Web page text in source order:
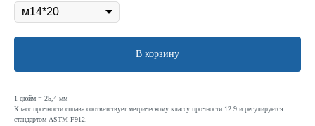
В корзину
1 дюйм = 25,4 мм
Класс прочности сплава соответствует метрическому классу прочности 12.9 и регулируется
стандартом ASTM F912.